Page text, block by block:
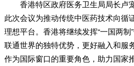
香港特区政府医务卫生局局长卢
此次会议为推动传统中医药技术向循
理想平台。香港将继续发挥“一国两制
联通世界的独特优势，更好融入和服
作为国际窗口的重要角色，助力国家